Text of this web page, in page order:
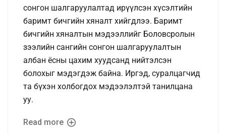
сонгон шалгаруулалтад ирүүлсэн хүсэлтийн
баримт бичгийн хяналт хийгдлээ. Баримт
бичгийн хяналтын мэдээллийг Боловсролын
зээлийн сангийн сонгон шалгаруулалтын
албан ёсны цахим хуудсанд нийтэлсэн
болохыг мэдэгдэж байна. Иргэд, суралцагчид
та бүхэн холбогдох мэдээлэлтэй танилцана
уу.
Read more